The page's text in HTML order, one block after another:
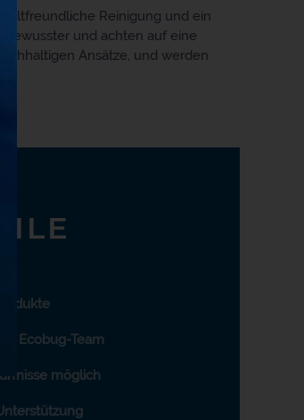
Reinigung und ein
und achten auf eine
Ansätze, und werden
Ecobug-Team
möglich